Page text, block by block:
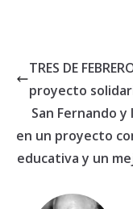
TRES DE
proyecto
San Fernando
en un proyecto
educativa y un